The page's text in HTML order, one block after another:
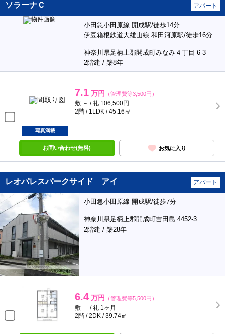
ソラーナＣ アパート
小田急小田原線 開成駅/徒歩14分
伊豆箱根鉄道大雄山線 和田河原駅/徒歩16分
神奈川県足柄上郡開成町みなみ４丁目 6-3
2階建 / 築8年
7.1 万円 （管理費等3,500円）
敷 － / 礼 106,500円
2階 / 1LDK / 45.16㎡
写真満載
お問い合わせ(無料) お気に入り
レオパレスパークサイド アイ アパート
小田急小田原線 開成駅/徒歩7分
神奈川県足柄上郡開成町吉田島 4452-3
2階建 / 築28年
6.4 万円 （管理費等5,500円）
敷 － / 礼 1ヶ月
2階 / 2DK / 39.74㎡